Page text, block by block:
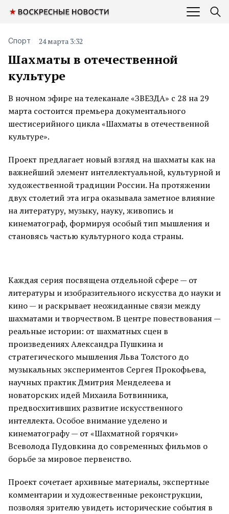
Шахматы в отечественной
культуре
Спорт 24 марта 3:32
В ночном эфире на телеканале «ЗВЕЗДА» с 28 на 29
марта состоится премьера документального
шестисерийного цикла «Шахматы в отечественной
культуре».
Проект предлагает новый взгляд на шахматы как на
важнейший элемент интеллектуальной, культурной и
художественной традиции России. На протяжении
двух столетий эта игра оказывала заметное влияние
на литературу, музыку, науку, живопись и
кинематограф, формируя особый тип мышления и
становясь частью культурного кода страны.
Каждая серия посвящена отдельной сфере — от
литературы и изобразительного искусства до науки и
кино — и раскрывает неожиданные связи между
шахматами и творчеством. В центре повествования —
реальные истории: от шахматных сцен в
произведениях Александра Пушкина и
стратегического мышления Льва Толстого до
музыкальных экспериментов Сергея Прокофьева,
научных практик Дмитрия Менделеева и
новаторских идей Михаила Ботвинника,
предвосхитивших развитие искусственного
интеллекта. Особое внимание уделено и
кинематографу — от «Шахматной горячки»
Всеволода Пудовкина до современных фильмов о
борьбе за мировое первенство.
Проект сочетает архивные материалы, экспертные
комментарии и художественные реконструкции,
позволяя зрителю увидеть исторические события в